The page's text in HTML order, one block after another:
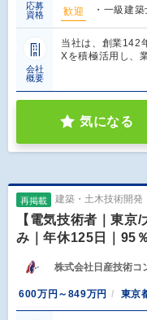
応募
資格
歓迎
・一級建築
会社
概要
当社は、創業142
Xを積極活用し、
気になる
再掲載 建築・土木技術開発
【電気技術者｜東
み｜年休125日｜95
株式会社日産技術コ
600万円～849万円 東京